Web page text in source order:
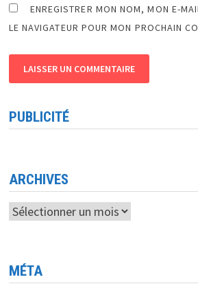
ENREGISTRER MON NOM, MON E-
LE NAVIGATEUR POUR MON PROCHAIN
PUBLICITÉ
ARCHIVES
Archives
MÉTA